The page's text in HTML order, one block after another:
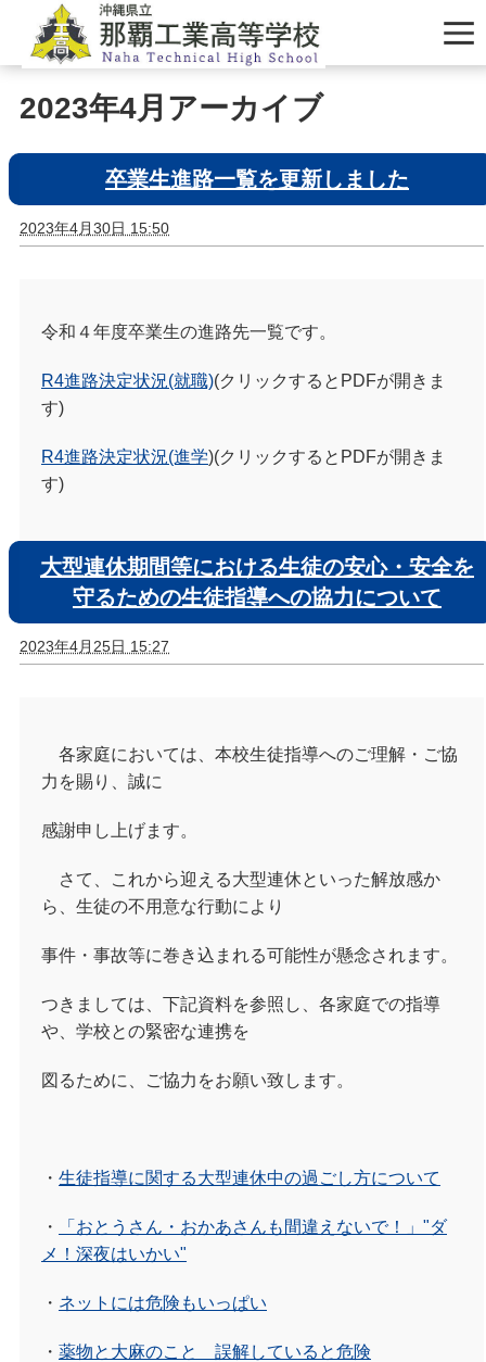
2023年4月アーカイブ
卒業生進路一覧を更新しました
2023年4月30日 15:50
令和４年度卒業生の進路先一覧です。
R4進路決定状況(就職)(クリックするとPDFが開きま
す)
R4進路決定状況(進学)(クリックするとPDFが開きま
す)
大型連休期間等における生徒の安心・安全を
守るための生徒指導への協力について
2023年4月25日 15:27
各家庭においては、本校生徒指導へのご理解・ご協
力を賜り、 誠に
感謝申し上げます。
さて、これから迎える大型連休といった解放感か
ら、生徒の不用意な行動により
事件・ 事故等に巻き込まれる可能性が懸念されます。
つきましては、下記資料を参照し、 各家庭での指導
や、学校との緊密な連携を
図るために、ご協力をお願い致します。
・ 生徒指導に関する大型連休中の過ごし方について
・
「おとうさん・おかあさんも間違えないで！」"ダ
メ！深夜はいかい"
・ ネットには危険もいっぱい
・ 薬物と大麻のこと 誤解していると危険